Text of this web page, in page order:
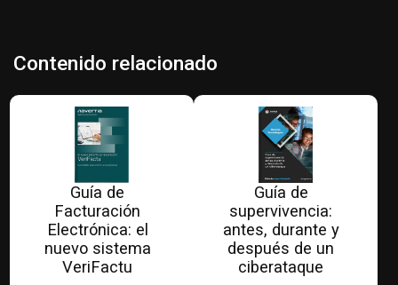
Contenido relacionado
Guía de
Facturación
Electrónica: el
nuevo sistema
VeriFactu
Guía de
supervivencia:
antes, durante y
después de un
ciberataque